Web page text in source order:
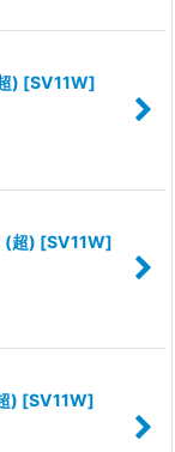
) [SV11W]
(超) [SV11W]
) [SV11W]